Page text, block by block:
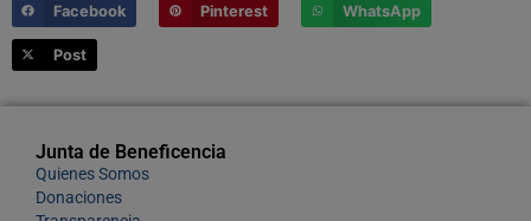
Facebook Pinterest WhatsApp
Post
Junta de Beneficencia
Quienes Somos
Donaciones